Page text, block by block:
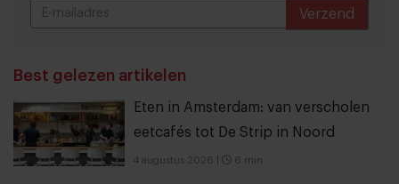
Verzend
Best gelezen artikelen
Eten in Amsterdam: van verscholen
eetcafés tot De Strip in Noord
4 augustus 2026 6 min